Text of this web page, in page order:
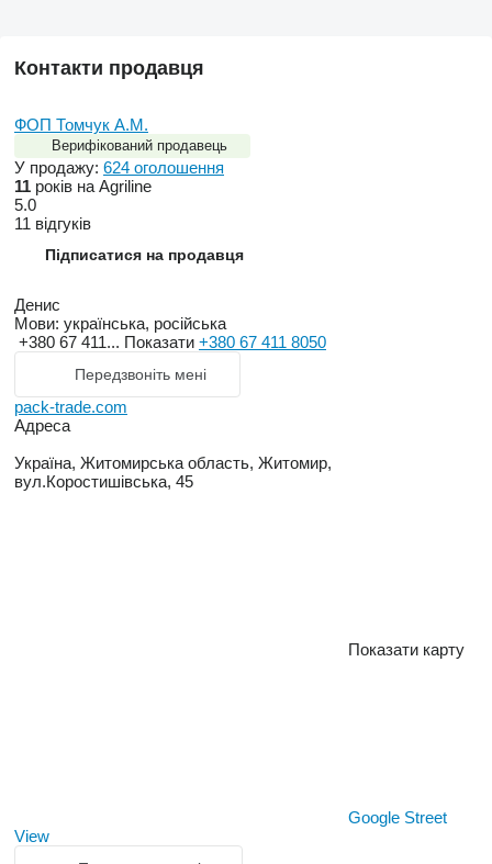
Контакти продавця
ФОП Томчук А.М.
Верифікований продавець
У продажу: 624 оголошення
11 років на Agriline
5.0
11 відгуків
Підписатися на продавця
Денис
Мови: українська, російська
+380 67 411... Показати +380 67 411 8050
Передзвоніть мені
pack-trade.com
Адреса
Україна, Житомирська область, Житомир,
вул.Коростишівська, 45
Показати карту
Google Street
View